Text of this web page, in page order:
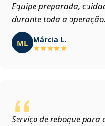
Equipe preparada,
durante toda a operação.
ML Márcia L.
Serviço de reboque